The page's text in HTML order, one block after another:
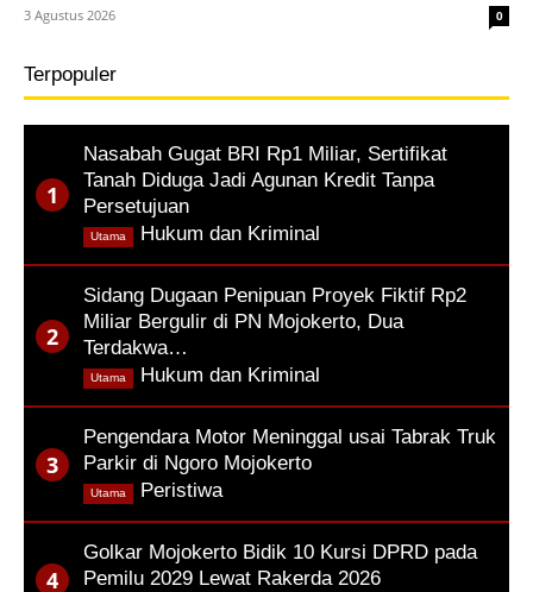
3 Agustus 2026 0
Terpopuler
Nasabah Gugat BRI Rp1 Miliar, Sertifikat
Tanah Diduga Jadi Agunan Kredit Tanpa
Persetujuan
Hukum dan Kriminal
Utama
Sidang Dugaan Penipuan Proyek Fiktif Rp2
Miliar Bergulir di PN Mojokerto, Dua
Terdakwa…
Hukum dan Kriminal
Utama
Pengendara Motor Meninggal usai Tabrak Truk
Parkir di Ngoro Mojokerto
Peristiwa,
Utama
Golkar Mojokerto Bidik 10 Kursi DPRD pada
Pemilu 2029 Lewat Rakerda 2026